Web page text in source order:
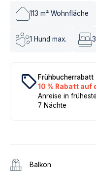
113 m² Wohnfläche
1 Hund max. 3
local_offer Frühbucherrabatt
10 % Rabatt auf
Anreise in
7 Nächte
Balkon